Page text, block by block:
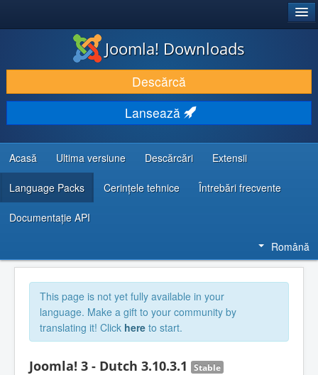
DESCARCĂ & ȘI EXTINDE
DESCOPERĂ & ÎNVAȚĂ
COMUNITATE & SUPORT
RESURSE DEZVOLTATORI
Joomla! Downloads
Descărcă
Lansează
Acasă Ultima versiune Descărcări Extensii
Language Packs Cerințele tehnice Întrebări frecvente
Documentaţie API
Română
This page is not yet fully available in your
language. Make a gift to your community by
translating it! Click here to start.
Joomla! 3 - Dutch 3.10.3.1 Stable